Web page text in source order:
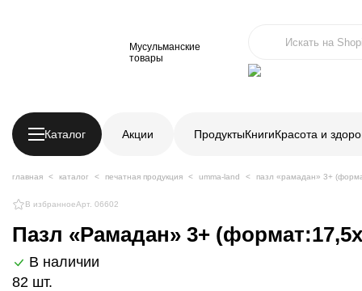
Мусульманские
товары
Каталог Акции ПродуктыКнигиКрасота и
главная каталог печатная продукция umma-land пазл «рамадан» 3+
В избранноеАрт. 06602
Пазл «Рамадан» 3+
В наличии
82 шт.